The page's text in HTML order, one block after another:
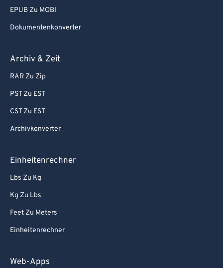
EPUB Zu MOBI
Dokumentenkonverter
Archiv & Zeit
RAR Zu Zip
PST Zu EST
CST Zu EST
Archivkonverter
Einheitenrechner
Lbs Zu Kg
Kg Zu Lbs
Feet Zu Meters
Einheitenrechner
Web-Apps